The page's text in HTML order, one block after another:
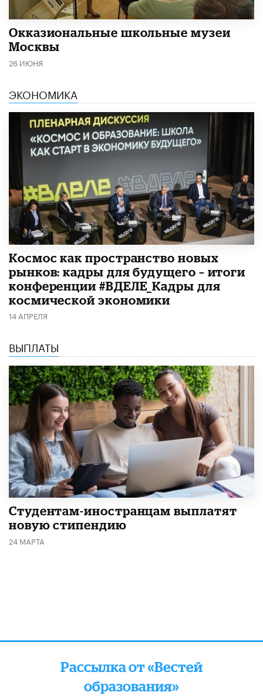
​Окказиональные школьные музеи
Москвы
26 ИЮНЯ
ЭКОНОМИКА
Космос как пространство новых
рынков: кадры для будущего – итоги
конференции #ВДЕЛЕ_Кадры для
космической экономики
14 АПРЕЛЯ
ВЫПЛАТЫ
Студентам-иностранцам выплатят
новую стипендию
24 МАРТА
Рассылка от «Вестей
образования»